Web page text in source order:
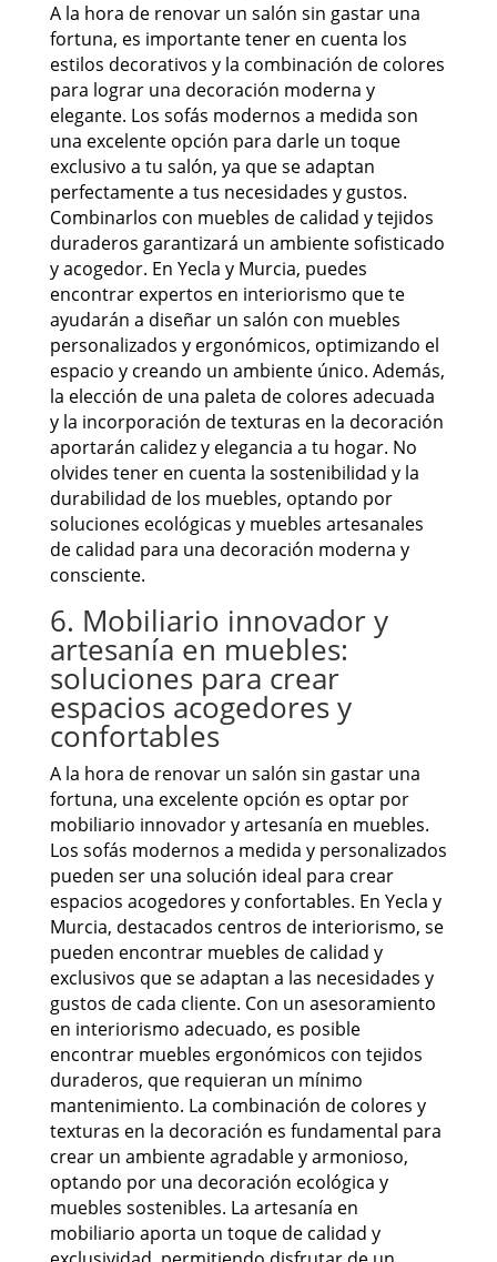
A la hora de renovar un salón sin gastar una
fortuna, es importante tener en cuenta los
estilos decorativos y la combinación de colores
para lograr una decoración moderna y
elegante. Los sofás modernos a medida son
una excelente opción para darle un toque
exclusivo a tu salón, ya que se adaptan
perfectamente a tus necesidades y gustos.
Combinarlos con muebles de calidad y tejidos
duraderos garantizará un ambiente sofisticado
y acogedor. En Yecla y Murcia, puedes
encontrar expertos en interiorismo que te
ayudarán a diseñar un salón con muebles
personalizados y ergonómicos, optimizando el
espacio y creando un ambiente único. Además,
la elección de una paleta de colores adecuada
y la incorporación de texturas en la decoración
aportarán calidez y elegancia a tu hogar. No
olvides tener en cuenta la sostenibilidad y la
durabilidad de los muebles, optando por
soluciones ecológicas y muebles artesanales
de calidad para una decoración moderna y
consciente.
6. Mobiliario innovador y
artesanía en muebles:
soluciones para crear
espacios acogedores y
confortables
A la hora de renovar un salón sin gastar una
fortuna, una excelente opción es optar por
mobiliario innovador y artesanía en muebles.
Los sofás modernos a medida y personalizados
pueden ser una solución ideal para crear
espacios acogedores y confortables. En Yecla y
Murcia, destacados centros de interiorismo, se
pueden encontrar muebles de calidad y
exclusivos que se adaptan a las necesidades y
gustos de cada cliente. Con un asesoramiento
en interiorismo adecuado, es posible
encontrar muebles ergonómicos con tejidos
duraderos, que requieran un mínimo
mantenimiento. La combinación de colores y
texturas en la decoración es fundamental para
crear un ambiente agradable y armonioso,
optando por una decoración ecológica y
muebles sostenibles. La artesanía en
mobiliario aporta un toque de calidad y